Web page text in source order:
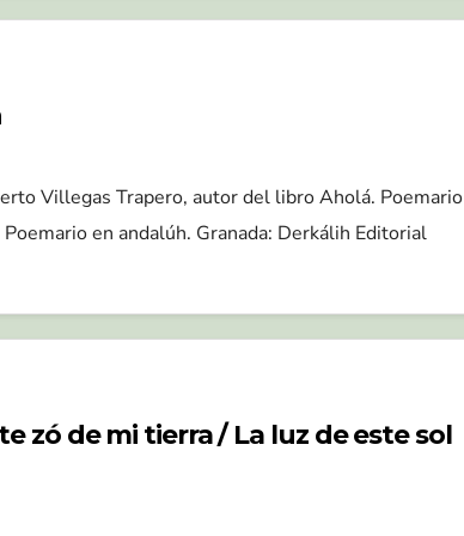
Villegas Trapero, autor del libro Aholá. Poemario
en andalúh. Granada: Derkálih Editorial
zó de mi tierra / La luz de este sol